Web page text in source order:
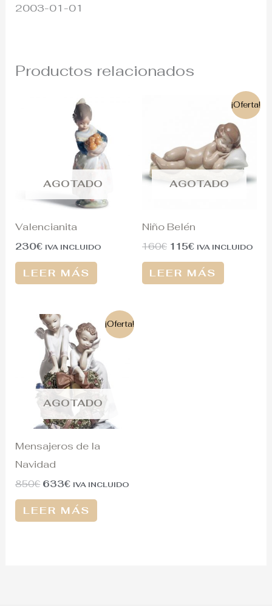
2003-01-01
Productos relacionados
AGOTADO
Valencianita
230€ IVA INCLUIDO
LEER MÁS
¡Oferta!
AGOTADO
Niño Belén
160€
160€.
115€
actual
115€.
IVA INCLUIDO
LEER MÁS
¡Oferta!
AGOTADO
Mensajeros de la
Navidad
850€
El
precio
original
era:
850€.
633€
precio
actual
es:
633€.
IVA INCLUIDO
LEER MÁS